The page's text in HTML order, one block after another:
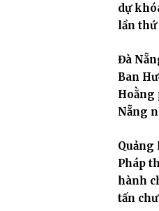
dự
lần thứ
Đà
Ban
Hoằng
Nẵng
Quảng
Pháp
hành
tấn